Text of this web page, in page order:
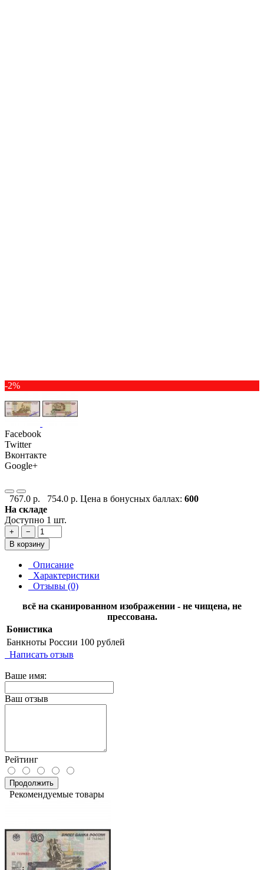
-2%
Facebook
Twitter
Вконтакте
Google+
767.0 р. 754.0 р. Цена в бонусных баллах: 600
На складе
Доступно 1 шт.
+
−
В корзину
Описание
Характеристики
Отзывы (0)
всё на сканированном изображении - не чищена, не
прессована.
Бонистика
Банкноты России 100 рублей
Написать отзыв
Ваше имя:
Ваш отзыв
Рейтинг
Продолжить
Рекомендуемые товары